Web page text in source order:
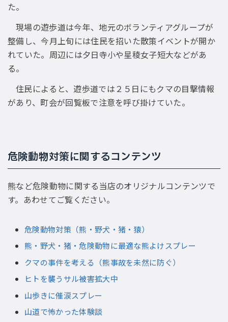
た。
現場の遊歩道は今年、地元のボランティアグループが
整備し、今月上旬には住民を招いた散策イベントが開か
れていた。周辺には夕日寺小や星稜女子短大などがあ
る。
住民によると、遊歩道では２５日にもクマの目撃情報
があり、町会が回覧板で注意を呼び掛けていた。
危険動物対策に関するコンテンツ
熊など危険動物に関する当店のオリジナルコンテンツで
す。あわせてご覧ください。
危険動物対策（熊・野犬・猪・猿）
熊・野犬・猪・危険動物に最適な熊よけスプレー
クマの事件を考える（熊事故を未然に防ぐ）
ヒトを襲うサル被害拡大中
山歩きに催涙スプレー
山道で怖かった体験談